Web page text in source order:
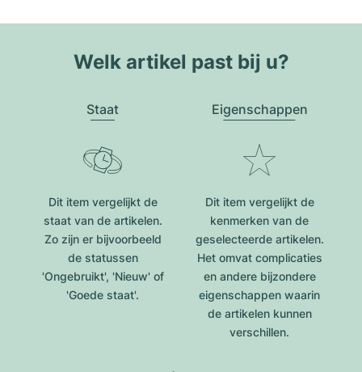
Welk artikel past bij u?
Staat
Dit item vergelijkt de
staat van de artikelen.
Zo zijn er bijvoorbeeld
de statussen
'Ongebruikt', 'Nieuw' of
'Goede staat'.
Eigenschappen
Dit item vergelijkt de
kenmerken van de
geselecteerde artikelen.
Het omvat complicaties
en andere bijzondere
eigenschappen waarin
de artikelen kunnen
verschillen.